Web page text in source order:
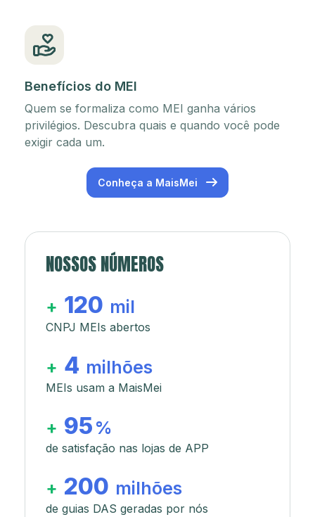
Benefícios do MEI
Quem se formaliza como MEI ganha vários
privilégios. Descubra quais e quando você pode
exigir cada um.
Conheça a MaisMei
NOSSOS NÚMEROS
+ 120 mil
CNPJ MEIs abertos
+ 4 milhões
MEIs usam a MaisMei
+ 95 %
de satisfação nas lojas de APP
+ 200 milhões
de guias DAS geradas por nós